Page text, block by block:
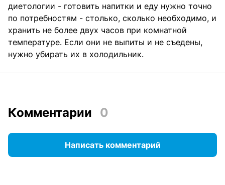
диетологии - готовить напитки и еду нужно точно
по потребностям - столько, сколько необходимо, и
хранить не более двух часов при комнатной
температуре. Если они не выпиты и не съедены,
нужно убирать их в холодильник.
Комментарии 0
Написать комментарий